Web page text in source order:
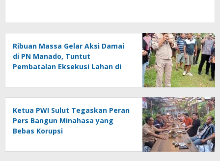
Ribuan Massa Gelar Aksi Damai
di PN Manado, Tuntut
Pembatalan Eksekusi Lahan di
Ketua PWI Sulut Tegaskan Peran
Pers Bangun Minahasa yang
Bebas Korupsi